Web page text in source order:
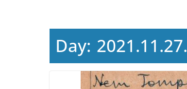
Day: 2021.11.27.